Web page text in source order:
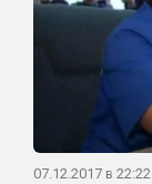
07.12.2017 в 22:22